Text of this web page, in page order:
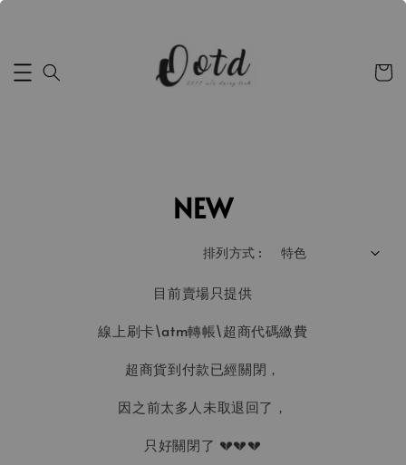
NEW
排列方式 :
目前賣場只提供
線上刷卡\atm轉帳\超商代碼繳費
超商貨到付款已經關閉，
因之前太多人未取退回了，
只好關閉了 💔💔💔